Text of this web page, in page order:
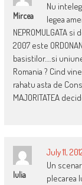
Mircea
Nu
legea
NEPROMULGATA
2007 este
basistilor….si
Romania ? Cind
rahatu asta de
MAJORITATEA
Iulia
July 11,
Un
plecarea